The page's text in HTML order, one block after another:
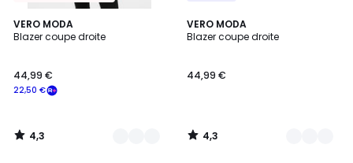
VERO MODA
Blazer coupe droite
22,50 €
44,99 €
4,3
/ 5
2
Couleurs
4,3
/
VERO MODA
Blazer coupe droite
44,99 €
4,3
/ 5
4
Couleurs
4,3
/